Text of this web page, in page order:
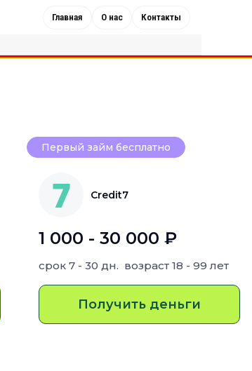
Главная О нас Контакты
Первый займ бесплатно
Credit7
1 000 - 30 000 ₽
срок 7 - 30 дн. возраст 18 - 99 лет
Получить деньги